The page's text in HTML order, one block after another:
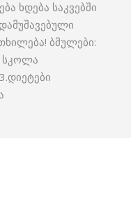
ხდება საკვებში
ბმულები:
სკოლა